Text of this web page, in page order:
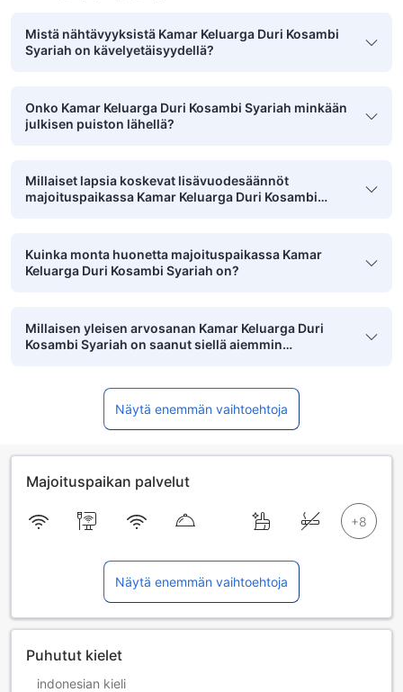
Mistä nähtävyyksistä Kamar Keluarga Duri Kosambi
Syariah on kävelyetäisyydellä?
Onko Kamar Keluarga Duri Kosambi Syariah minkään
julkisen puiston lähellä?
Millaiset lapsia koskevat lisävuodesäännöt
majoituspaikassa Kamar Keluarga Duri Kosambi
Kuinka monta huonetta majoituspaikassa Kamar
Keluarga Duri Kosambi Syariah on?
Millaisen yleisen arvosanan Kamar Keluarga Duri
Kosambi Syariah on saanut siellä aiemmin
Näytä enemmän vaihtoehtoja
Majoituspaikan palvelut
Näytä enemmän vaihtoehtoja
Puhutut kielet
indonesian kieli